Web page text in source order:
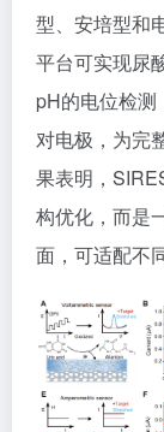
型、安培型和
平台可实现尿
pH的电位检
对电极，为完
果表明，
构优化，而是
面，可适配不